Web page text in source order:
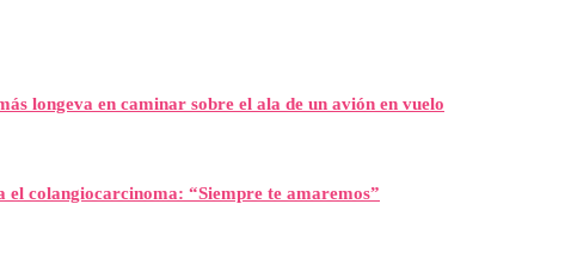
longeva en caminar sobre el ala de un avión en vuelo
colangiocarcinoma: “Siempre te amaremos”